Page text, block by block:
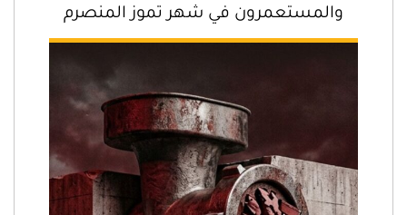
والمستعمرون في شهر تموز المنصرم